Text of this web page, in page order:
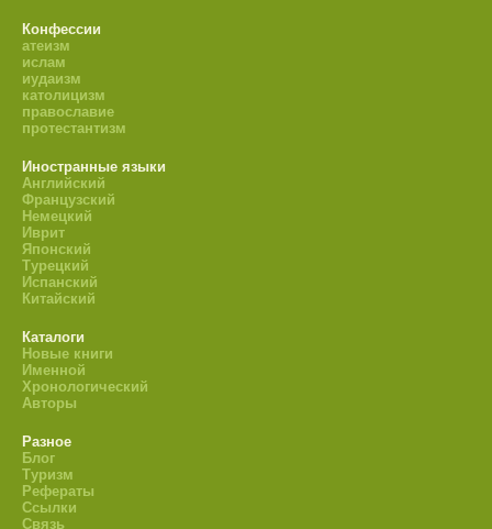
Конфессии
атеизм
ислам
иудаизм
католицизм
православие
протестантизм
Иностранные языки
Английский
Французский
Немецкий
Иврит
Японский
Турецкий
Испанский
Китайский
Каталоги
Новые книги
Именной
Хронологический
Авторы
Разное
Блог
Туризм
Рефераты
Ссылки
Связь